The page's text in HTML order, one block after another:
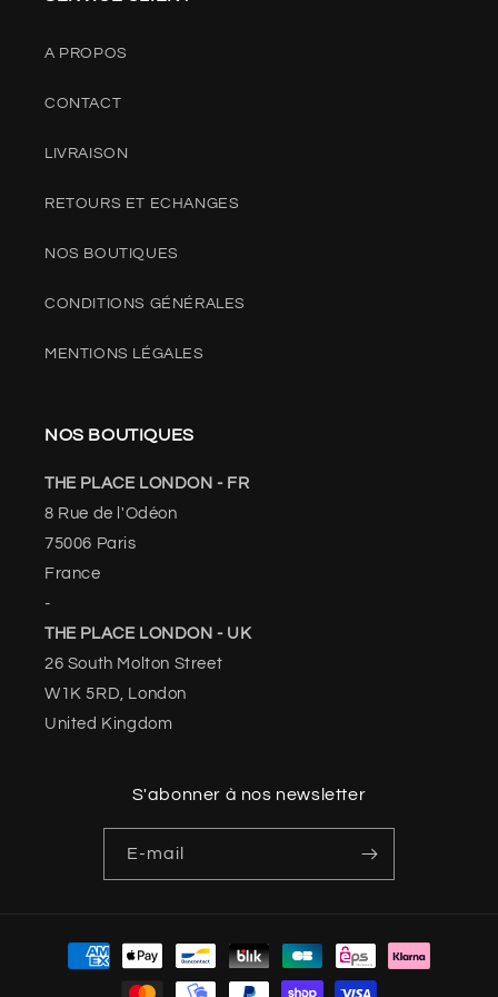
A PROPOS
CONTACT
LIVRAISON
RETOURS ET ECHANGES
NOS BOUTIQUES
CONDITIONS GÉNÉRALES
MENTIONS LÉGALES
NOS BOUTIQUES
THE PLACE LONDON - FR
8 Rue de l'Odéon
75006 Paris
France
-
THE PLACE LONDON - UK
26 South Molton Street
W1K 5RD, London
United Kingdom
S'abonner à nos newsletter
E-mail
Moyens